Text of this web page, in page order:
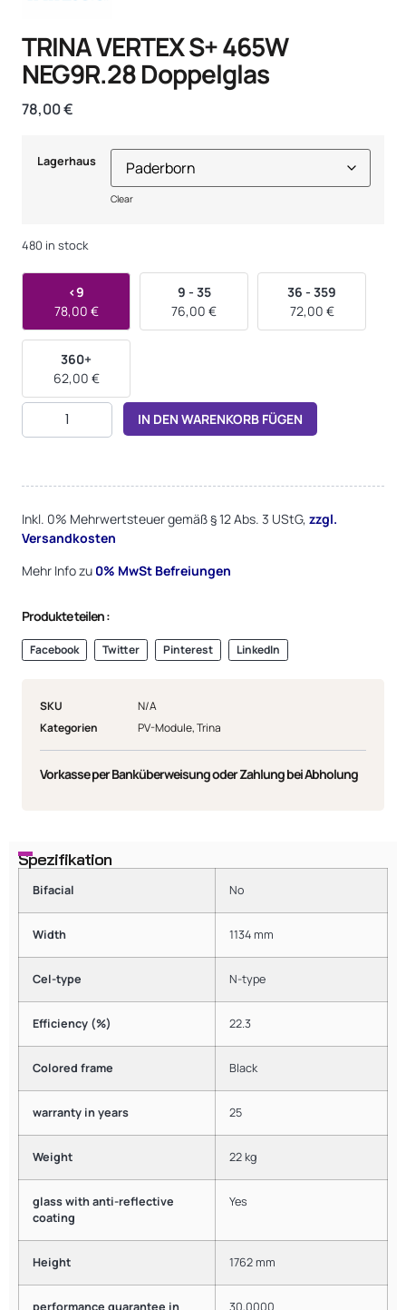
TRINA VERTEX S+ 465W
NEG9R.28 Doppelglas
78,00€
Lagerhaus
Clear
480 in stock
<9
78,00 €
9 - 35
76,00 €
36 - 359
72,00 €
360+
62,00 €
IN DEN WARENKORB FÜGEN
Inkl. 0% Mehrwertsteuer gemäß § 12 Abs. 3 UStG, zzgl.
Versandkosten
Mehr Info zu 0% MwSt Befreiungen
Produkte teilen :
Facebook Twitter Pinterest LinkedIn
SKU
N/A
Kategorien
PV-Module,Trina
Vorkasse per Banküberweisung oder Zahlung bei Abholung
Spezifikation
Bifacial No
Width 1134 mm
Cel-type N-type
Efficiency (%) 22.3
Colored frame Black
warranty in years 25
Weight 22 kg
glass with anti-reflective
coating
Yes
Height 1762 mm
performance guarantee in 30,0000